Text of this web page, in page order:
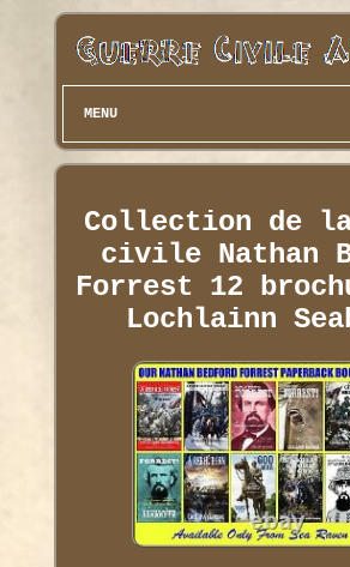
MENU
Collection de
civile Nathan
Forrest 12
Lochlainn